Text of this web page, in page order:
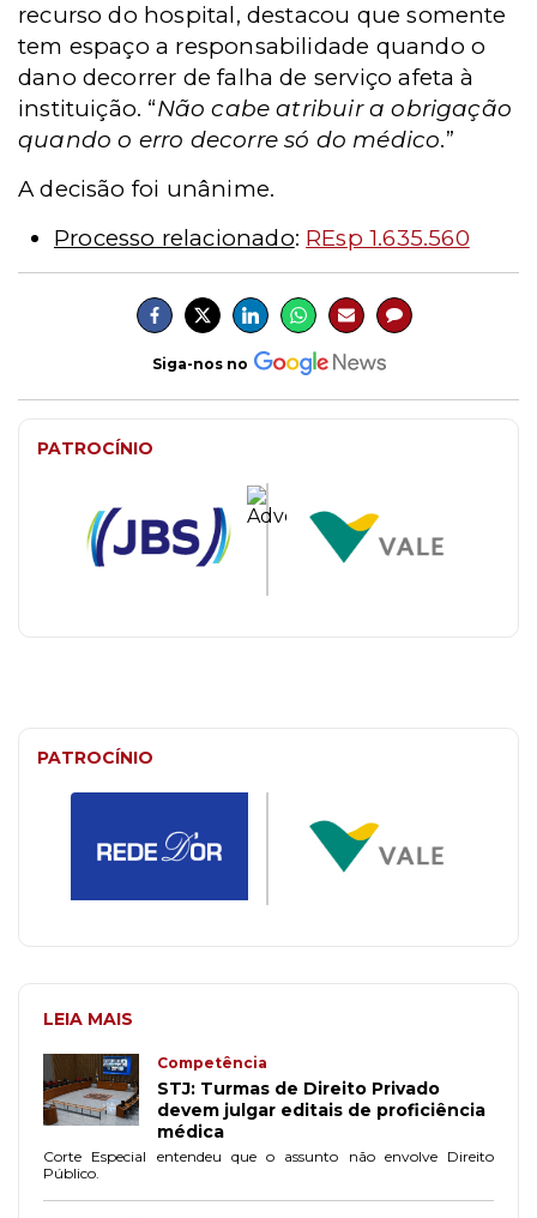
recurso do hospital, destacou que somente
tem espaço a responsabilidade quando o
dano decorrer de falha de serviço afeta à
instituição. “Não cabe atribuir a obrigação
quando o erro decorre só do médico.”
A decisão foi unânime.
Processo relacionado: REsp 1.635.560
Siga-nos no
PATROCÍNIO
PATROCÍNIO
LEIA MAIS
Competência
STJ: Turmas de Direito Privado
devem julgar editais de proficiência
médica
Corte Especial entendeu que o assunto não envolve Direito
Público.